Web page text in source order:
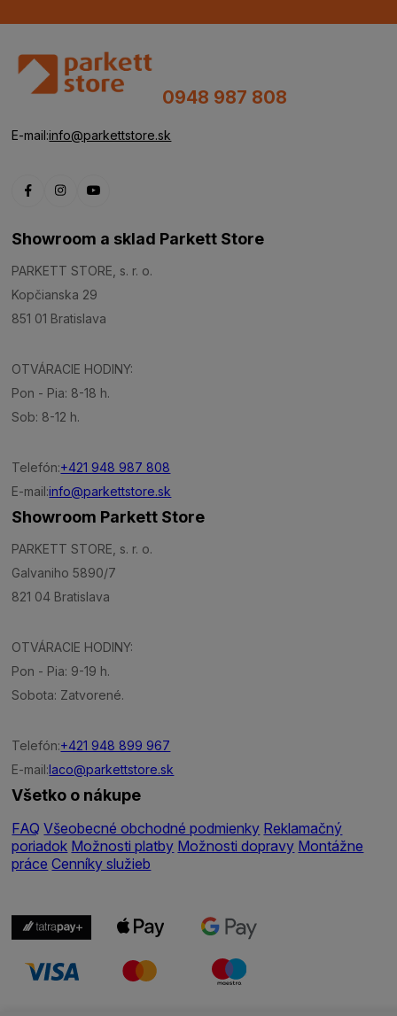
0948 987 808
E-mail:info@parkettstore.sk
Showroom a sklad Parkett Store
PARKETT STORE, s. r. o.
Kopčianska 29
851 01 Bratislava
OTVÁRACIE HODINY:
Pon - Pia: 8-18 h.
Sob: 8-12 h.
Telefón:+421 948 987 808
E-mail:info@parkettstore.sk
Showroom Parkett Store
PARKETT STORE, s. r. o.
Galvaniho 5890/7
821 04 Bratislava
OTVÁRACIE HODINY:
Pon - Pia: 9-19 h.
Sobota: Zatvorené.
Telefón:+421 948 899 967
E-mail:laco@parkettstore.sk
Všetko o nákupe
FAQ Všeobecné obchodné podmienky Reklamačný
poriadok Možnosti platby Možnosti dopravy Montážne
práce Cenníky služieb